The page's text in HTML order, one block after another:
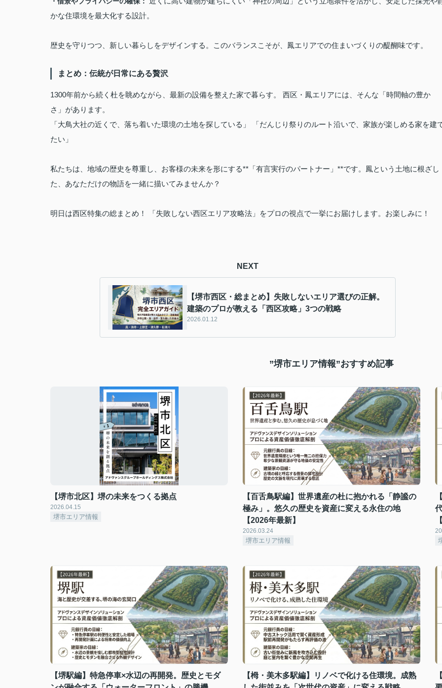
かな住環境を最大化する設計。
歴史を守りつつ、新しい暮らしをデザインする。このバランスこそが、鳳エリアでの住まいづくりの醍醐味です。
まとめ：伝統が日常にある贅沢
1300年前から続く杜を眺めながら、最新の設備を整えた家で暮らす。 西区・鳳エリアには、そんな「時間軸の豊か
さ」があります。
「大鳥大社の近くで、落ち着いた環境の土地を探している」 「だんじり祭りのルート沿いで、家族が楽しめる家を建
たい」
私たちは、地域の歴史を尊重し、お客様の未来を形にする**「有言実行のパートナー」**です。鳳という土地に根ざし
た、あなただけの物語を一緒に描いてみませんか？
明日は西区特集の総まとめ！ 「失敗しない西区エリア攻略法」をプロの視点で一挙にお届けします。お楽しみに！
NEXT
【堺市西区・総まとめ】失敗しないエリア選びの正解。
建築のプロが教える「西区攻略」3つの戦略
2026.01.12
”堺市エリア情報”おすすめ記事
【堺市北区】堺の未来をつくる拠点
2026.04.15
堺市エリア情報
【百舌鳥駅編】世界遺産の杜に抱かれる「静謐の
極み」。悠久の歴史を資産に変える永住の地
【2026年最新】
2026.03.24
堺市エリア情報
【堺駅編】特急停車×水辺の再開発。歴史とモダ
【栂・美木多駅編】リノベで化ける住環境。成熟